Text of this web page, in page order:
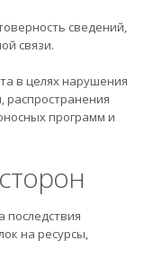
сведений,
связи.
в целях нарушения
распространения
программ и
последствия
на ресурсы,